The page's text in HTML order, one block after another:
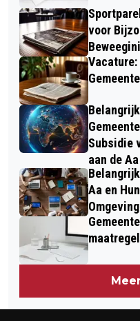
voor
Subsidie
aan de Aa
Aa en